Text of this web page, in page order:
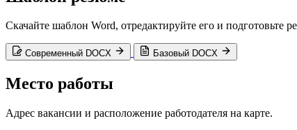
Скачайте шаблон Word, отредактируйте его и
Современный DOCX Базовый DOCX
Место работы
Адрес вакансии и расположение работодателя на карте.